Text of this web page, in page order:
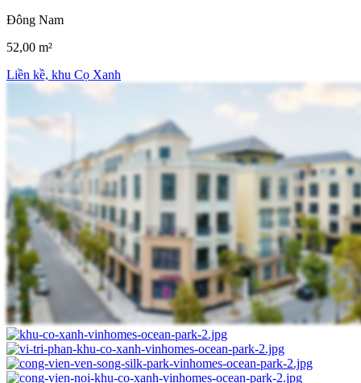
Đông Nam
52,00 m²
Liền kề, khu Cọ Xanh